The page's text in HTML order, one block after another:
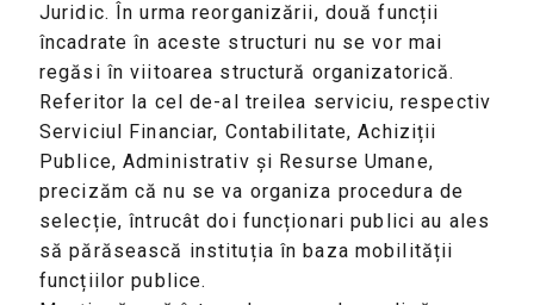
Juridic. În urma reorganizării, două funcții
încadrate în aceste structuri nu se vor mai
regăsi în viitoarea structură organizatorică.
Referitor la cel de-al treilea serviciu, respectiv
Serviciul Financiar, Contabilitate, Achiziții
Publice, Administrativ și Resurse Umane,
precizăm că nu se va organiza procedura de
selecție, întrucât doi funcționari publici au ales
să părăsească instituția în baza mobilității
funcțiilor publice.